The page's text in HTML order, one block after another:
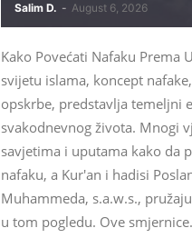
Salim D. - August 6, 2026
Kako Povećati Nafaku Prema
svijetu islama, koncept
opskrbe, predstavlja temeljni
svakodnevnog života. Mnogi
savjetima i uputama kako da
nafaku, a Kur'an i hadisi
Muhammeda, s.a.w.s.,
u tom pogledu. Ove